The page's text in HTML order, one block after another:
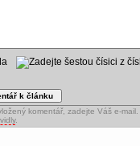
komentář, zadejte Váš e-mail.
.